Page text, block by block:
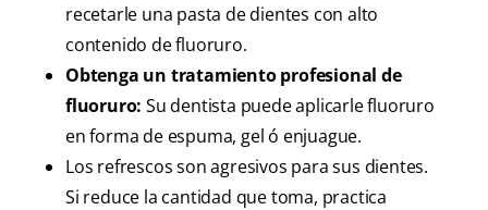
recetarle una pasta de dientes con alto
contenido de fluoruro.
Obtenga un tratamiento profesional de
fluoruro: Su dentista puede aplicarle fluoruro
en forma de espuma, gel ó enjuague.
Los refrescos son agresivos para sus dientes.
Si reduce la cantidad que toma, practica